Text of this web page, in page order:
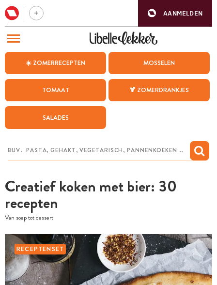
AANMELDEN
☀️ ZOMERRECEPTEN MOSSELEN
TOMAAT 🍹 ZOMERDRANKJES
SALADES
Creatief koken met bier: 30
recepten
Van soep tot dessert
RECEPTENSET
BEZOEK ONZE ANDERE WEBSITES
WEEKMENU
CHAT MET MAIA
MIJN BEWAARDE RECEPTEN